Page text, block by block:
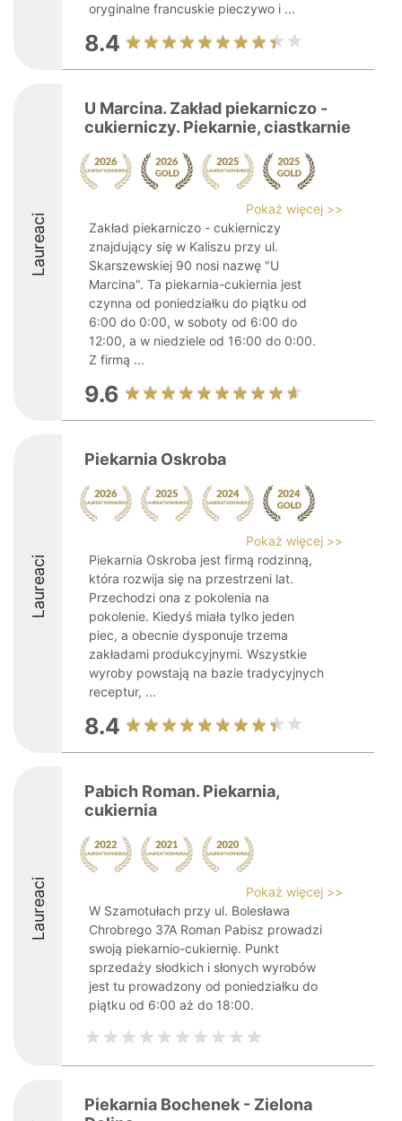
oryginalne francuskie pieczywo i ...
8.4
Laureaci
U Marcina. Zakład piekarniczo -
cukierniczy. Piekarnie, ciastkarnie
Pokaż więcej >>
Zakład piekarniczo - cukierniczy
znajdujący się w Kaliszu przy ul.
Skarszewskiej 90 nosi nazwę "U
Marcina". Ta piekarnia-cukiernia jest
czynna od poniedziałku do piątku od
6:00 do 0:00, w soboty od 6:00 do
12:00, a w niedziele od 16:00 do 0:00.
Z firmą ...
9.6
Laureaci
Piekarnia Oskroba
Pokaż więcej >>
Piekarnia Oskroba jest firmą rodzinną,
która rozwija się na przestrzeni lat.
Przechodzi ona z pokolenia na
pokolenie. Kiedyś miała tylko jeden
piec, a obecnie dysponuje trzema
zakładami produkcyjnymi. Wszystkie
wyroby powstają na bazie tradycyjnych
receptur, ...
8.4
Laureaci
Pabich Roman. Piekarnia,
cukiernia
Pokaż więcej >>
W Szamotułach przy ul. Bolesława
Chrobrego 37A Roman Pabisz prowadzi
swoją piekarnio-cukiernię. Punkt
sprzedaży słodkich i słonych wyrobów
jest tu prowadzony od poniedziałku do
piątku od 6:00 aż do 18:00.
Piekarnia Bochenek - Zielona